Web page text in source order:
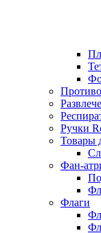
Ручки
Товары
Фан-
Флаги